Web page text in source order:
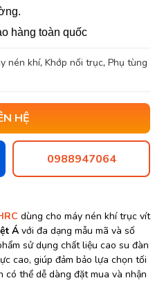
hàng toàn quốc
nén khí, Khớp nối trục, Phụ tùng
HỆ
0988947064
dùng cho máy nén khí trục vít
Á với đa dạng mẫu mã và số
sử dụng chất liệu cao su đàn
cao, giúp đảm bảo lựa chọn tối
có thể dễ dàng đặt mua và nhận